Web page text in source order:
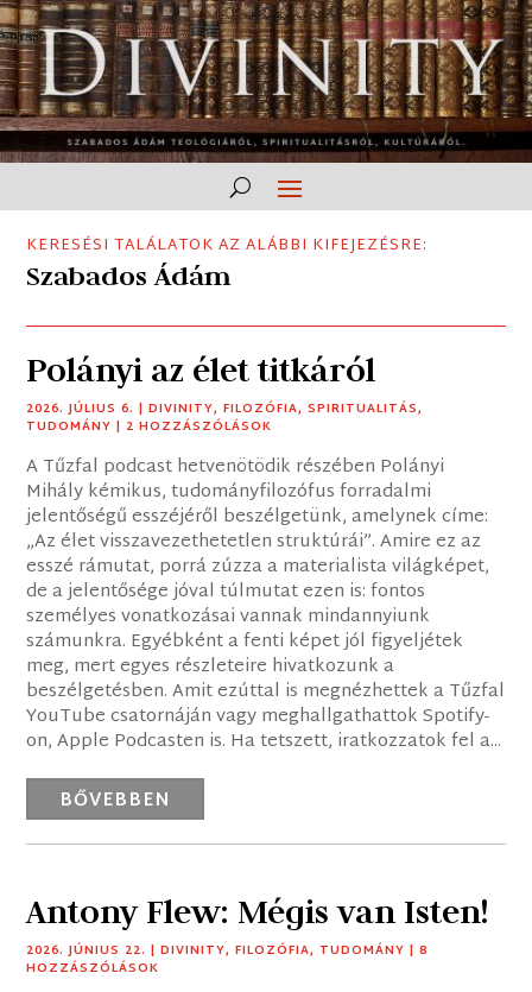
KERESÉSI TALÁLATOK AZ ALÁBBI KIFEJEZÉSRE:
Szabados Ádám
Polányi az élet titkáról
2026. JÚLIUS 6. |DIVINITY,FILOZÓFIA,SPIRITUALITÁS,
TUDOMÁNY | 2 HOZZÁSZÓLÁSOK
A Tűzfal podcast hetvenötödik részében Polányi
Mihály kémikus, tudományfilozófus forradalmi
jelentőségű esszéjéről beszélgetünk, amelynek címe:
„Az élet visszavezethetetlen struktúrái”. Amire ez az
esszé rámutat, porrá zúzza a materialista világképet,
de a jelentősége jóval túlmutat ezen is: fontos
személyes vonatkozásai vannak mindannyiunk
számunkra. Egyébként a fenti képet jól figyeljétek
meg, mert egyes részleteire hivatkozunk a
beszélgetésben. Amit ezúttal is megnézhettek a Tűzfal
YouTube csatornáján vagy meghallgathattok Spotify-
on, Apple Podcasten is. Ha tetszett, iratkozzatok fel a...
BŐVEBBEN
Antony Flew: Mégis van Isten!
2026. JÚNIUS 22. |DIVINITY,FILOZÓFIA, TUDOMÁNY | 8
HOZZÁSZÓLÁSOK